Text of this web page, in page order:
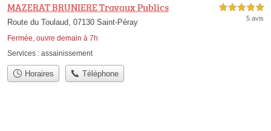
MAZERAT BRUNIERE Travaux Publics
Route du Toulaud, 07130 Saint-Péray
Fermée, ouvre demain à 7h
5,0 étoiles sur 5
5 avis
Services : assainissement
Horaires Téléphone